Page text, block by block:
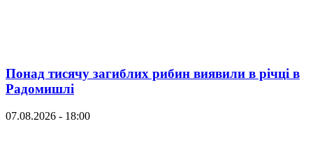
Понад тисячу загиблих рибин виявили в річці в
Радомишлі
07.08.2026 - 18:00